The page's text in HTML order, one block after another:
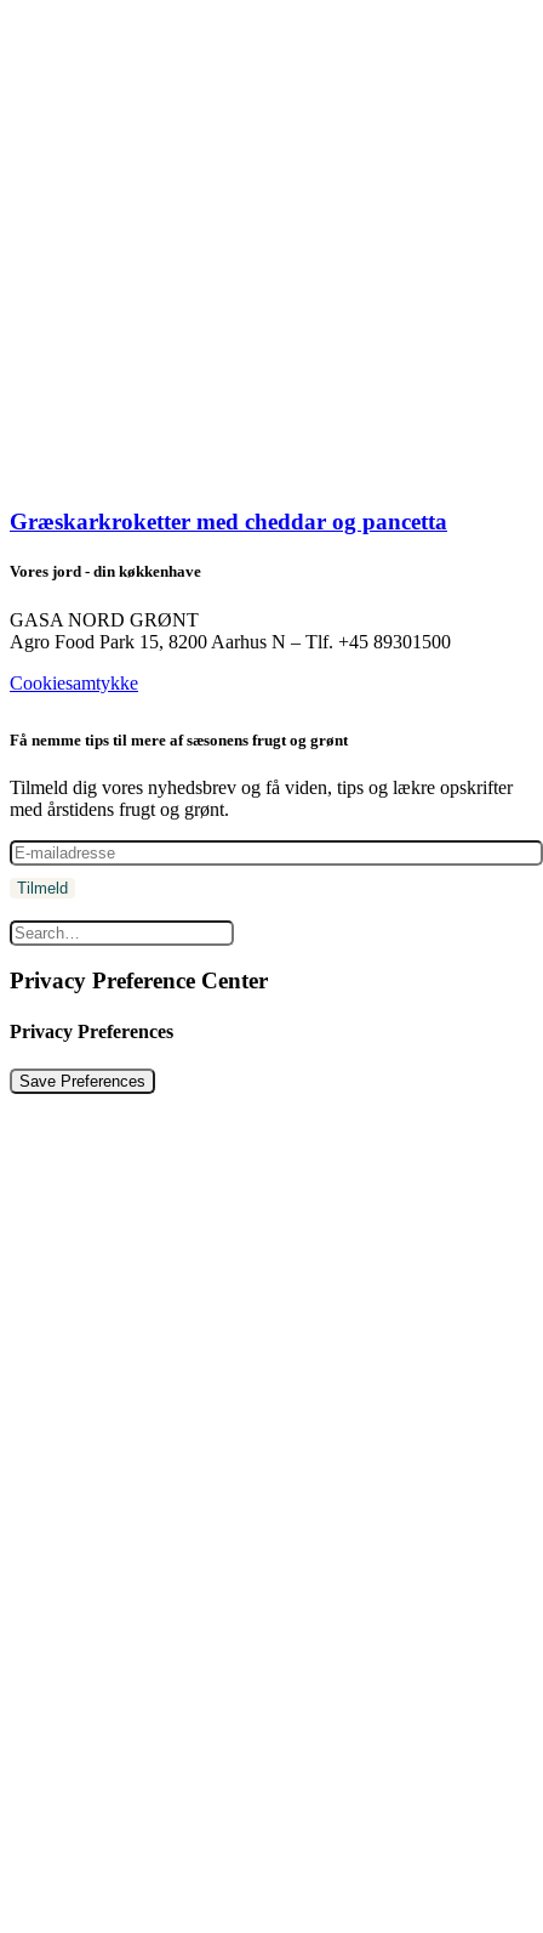
Græskarkroketter med cheddar og pancetta
Vores jord - din køkkenhave
GASA NORD GRØNT
Agro Food Park 15, 8200 Aarhus N – Tlf. +45 89301500
Cookiesamtykke
Få nemme tips til mere af sæsonens frugt og grønt
Tilmeld dig vores nyhedsbrev og få viden, tips og lækre opskrifter
med årstidens frugt og grønt.
Privacy Preference Center
Privacy Preferences